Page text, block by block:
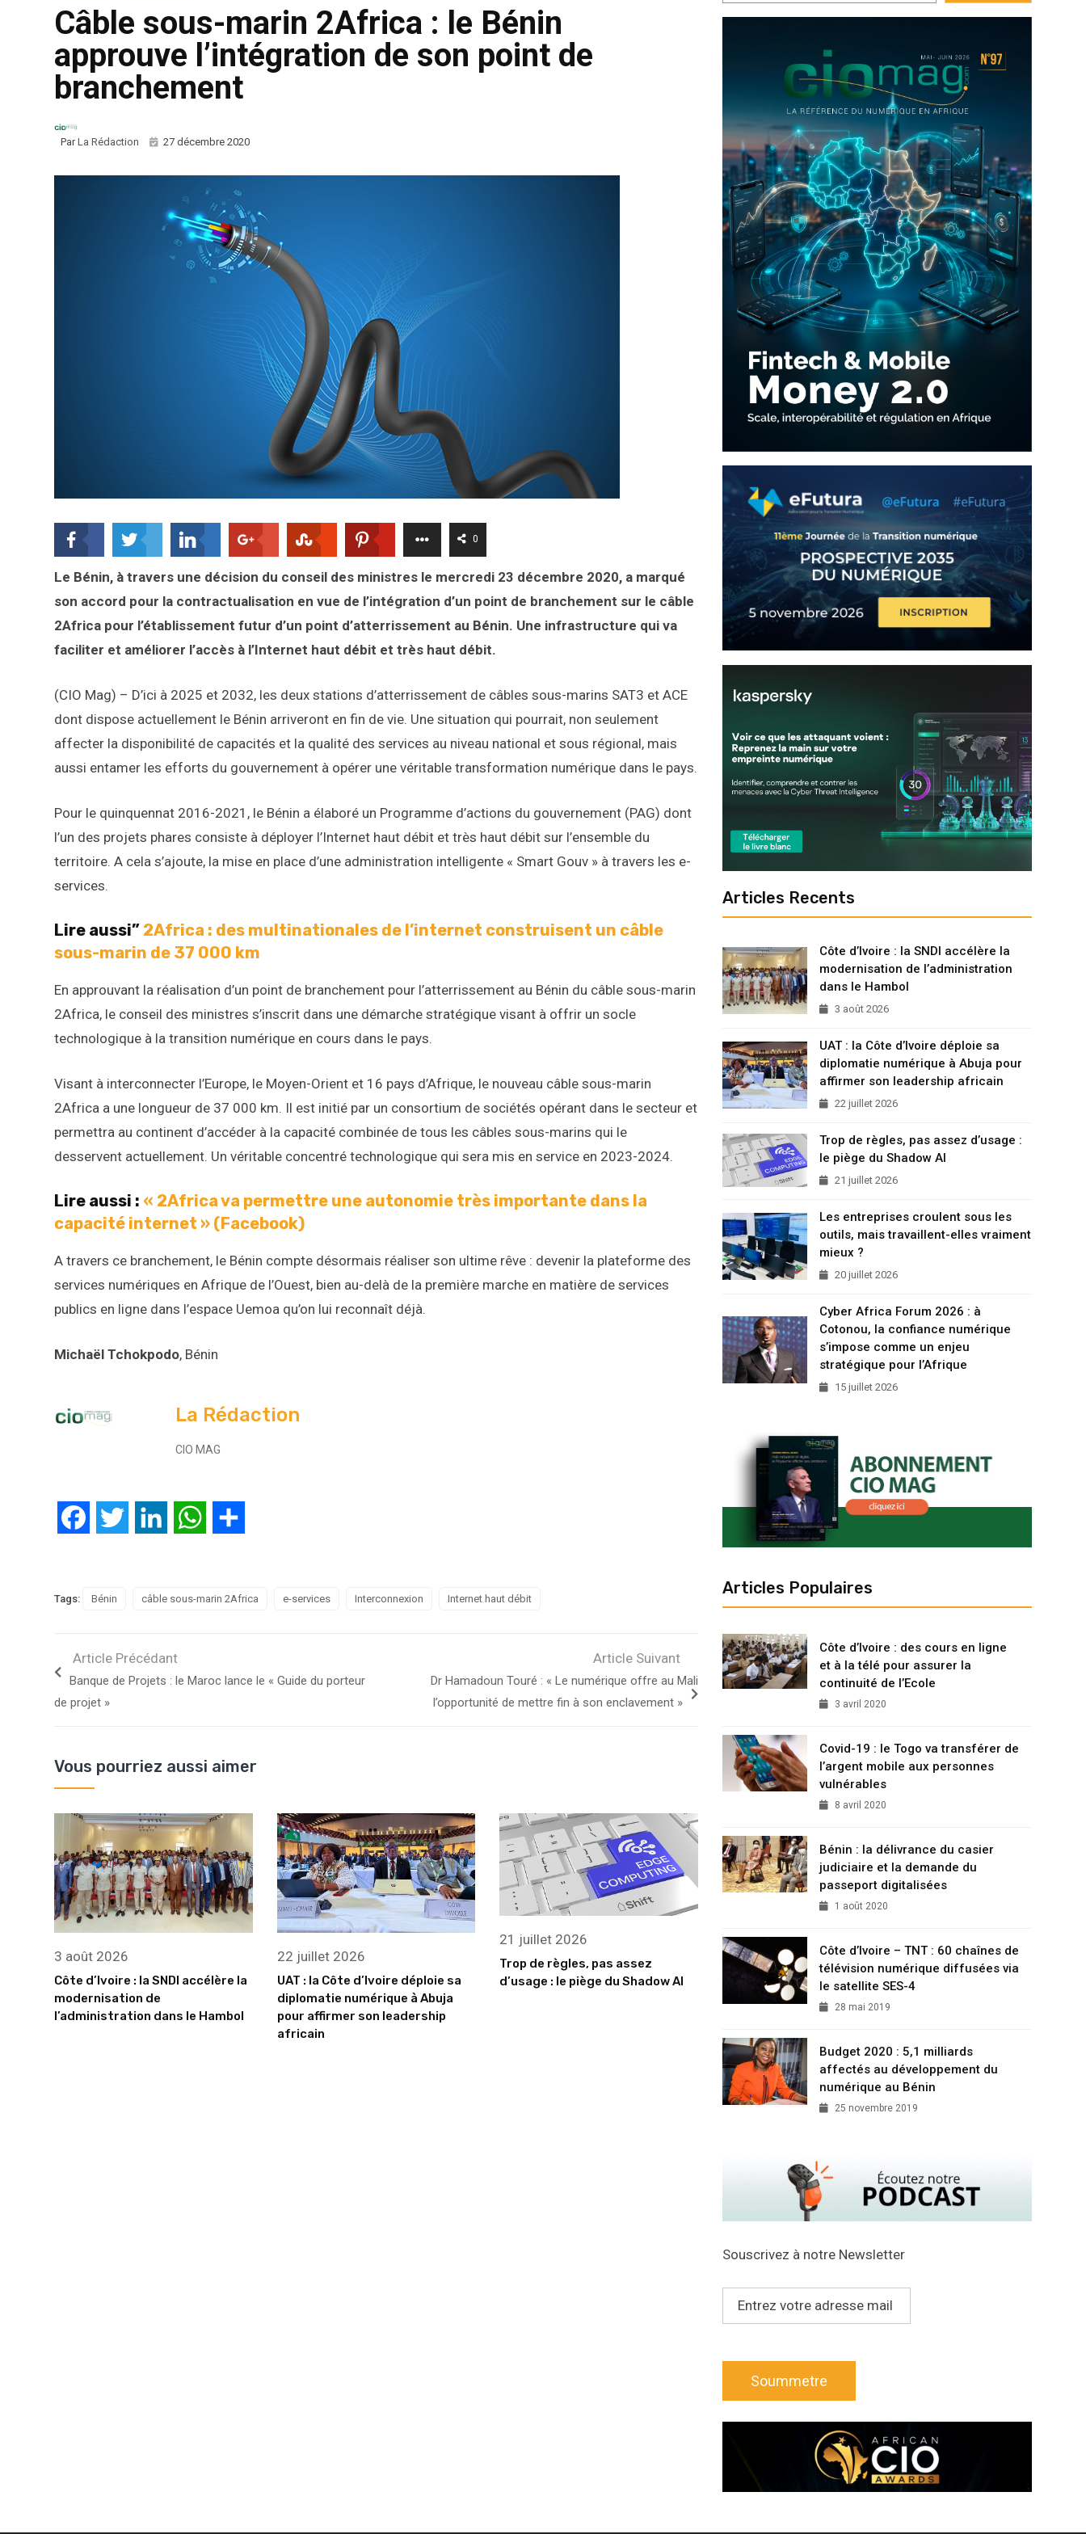
Câble sous-marin 2Africa : le Bénin
approuve l’intégration de son point de
branchement
ParLa Rédaction 27 décembre 2020
0
Le Bénin, à travers une décision du conseil des ministres le mercredi 23 décembre 2020, a marqué
son accord pour la contractualisation en vue de l’intégration d’un point de branchement sur le câble
2Africa pour l’établissement futur d’un point d’atterrissement au Bénin. Une infrastructure qui va
faciliter et améliorer l’accès à l’Internet haut débit et très haut débit.
(CIO Mag) – D’ici à 2025 et 2032, les deux stations d’atterrissement de câbles sous-marins SAT3 et ACE
dont dispose actuellement le Bénin arriveront en fin de vie. Une situation qui pourrait, non seulement
affecter la disponibilité de capacités et la qualité des services au niveau national et sous régional, mais
aussi entamer les efforts du gouvernement à opérer une véritable transformation numérique dans le pays.
Pour le quinquennat 2016-2021, le Bénin a élaboré un Programme d’actions du gouvernement (PAG) dont
l’un des projets phares consiste à déployer l’Internet haut débit et très haut débit sur l’ensemble du
territoire. A cela s’ajoute, la mise en place d’une administration intelligente « Smart Gouv » à travers les e-
services.
Lire aussi” 2Africa : des multinationales de l’internet construisent un câble
sous-marin de 37 000 km
En approuvant la réalisation d’un point de branchement pour l’atterrissement au Bénin du câble sous-marin
2Africa, le conseil des ministres s’inscrit dans une démarche stratégique visant à offrir un socle
technologique à la transition numérique en cours dans le pays.
Visant à interconnecter l’Europe, le Moyen-Orient et 16 pays d’Afrique, le nouveau câble sous-marin
2Africa a une longueur de 37 000 km. Il est initié par un consortium de sociétés opérant dans le secteur et
permettra au continent d’accéder à la capacité combinée de tous les câbles sous-marins qui le
desservent actuellement. Un véritable concentré technologique qui sera mis en service en 2023-2024.
Lire aussi : « 2Africa va permettre une autonomie très importante dans la
capacité internet » (Facebook)
A travers ce branchement, le Bénin compte désormais réaliser son ultime rêve : devenir la plateforme des
services numériques en Afrique de l’Ouest, bien au-delà de la première marche en matière de services
publics en ligne dans l’espace Uemoa qu’on lui reconnaît déjà.
Michaël Tchokpodo, Bénin
La Rédaction
CIO MAG
FacebookTwitter LinkedIn WhatsApp
Tags: Bénin câble sous-marin 2Africa e-services Interconnexion Internet haut débit
Article Précédant
Banque de Projets : le Maroc lance le « Guide du porteur
de projet »
Article Suivant
Dr Hamadoun Touré : « Le numérique offre au Mali
l’opportunité de mettre fin à son enclavement »
Vous pourriez aussi aimer
3 août 2026
Côte d’Ivoire : la SNDI accélère la
modernisation de
l’administration dans le Hambol
22 juillet 2026
UAT : la Côte d’Ivoire déploie sa
diplomatie numérique à Abuja
pour affirmer son leadership
africain
21 juillet 2026
Trop de règles, pas assez
d’usage : le piège du Shadow AI
Articles Recents
Côte d’Ivoire : la SNDI accélère la
modernisation de l’administration
dans le Hambol
3 août 2026
UAT : la Côte d’Ivoire déploie sa
diplomatie numérique à Abuja pour
affirmer son leadership africain
22 juillet 2026
Trop de règles, pas assez d’usage :
le piège du Shadow AI
21 juillet 2026
Les entreprises croulent sous les
outils, mais travaillent-elles vraiment
mieux ?
20 juillet 2026
Cyber Africa Forum 2026 : à
Cotonou, la confiance numérique
s’impose comme un enjeu
stratégique pour l’Afrique
15 juillet 2026
Articles Populaires
Côte d’Ivoire : des cours en ligne
et à la télé pour assurer la
continuité de l’Ecole
3 avril 2020
Covid-19 : le Togo va transférer de
l’argent mobile aux personnes
vulnérables
8 avril 2020
Bénin : la délivrance du casier
judiciaire et la demande du
passeport digitalisées
1 août 2020
Côte d’Ivoire – TNT : 60 chaînes de
télévision numérique diffusées via
le satellite SES-4
28 mai 2019
Budget 2020 : 5,1 milliards
affectés au développement du
numérique au Bénin
25 novembre 2019
Souscrivez à notre Newsletter